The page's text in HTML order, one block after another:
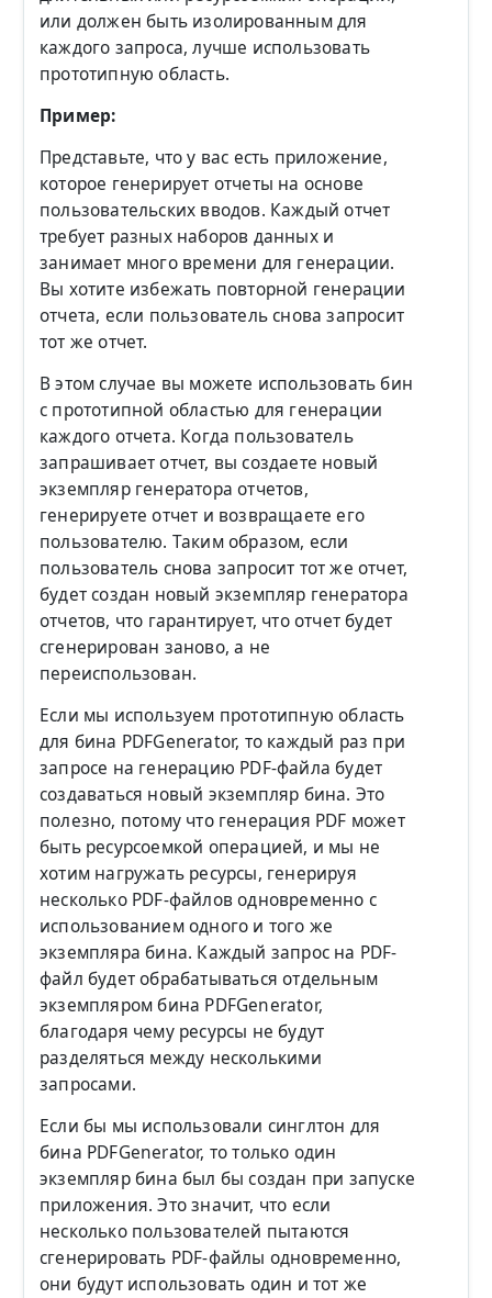
или должен быть изолированным для
каждого запроса, лучше использовать
прототипную область.
Пример:
Представьте, что у вас есть приложение,
которое генерирует отчеты на основе
пользовательских вводов. Каждый отчет
требует разных наборов данных и
занимает много времени для генерации.
Вы хотите избежать повторной генерации
отчета, если пользователь снова запросит
тот же отчет.
В этом случае вы можете использовать бин
с прототипной областью для генерации
каждого отчета. Когда пользователь
запрашивает отчет, вы создаете новый
экземпляр генератора отчетов,
генерируете отчет и возвращаете его
пользователю. Таким образом, если
пользователь снова запросит тот же отчет,
будет создан новый экземпляр генератора
отчетов, что гарантирует, что отчет будет
сгенерирован заново, а не
переиспользован.
Если мы используем прототипную область
для бина PDFGenerator, то каждый раз при
запросе на генерацию PDF-файла будет
создаваться новый экземпляр бина. Это
полезно, потому что генерация PDF может
быть ресурсоемкой операцией, и мы не
хотим нагружать ресурсы, генерируя
несколько PDF-файлов одновременно с
использованием одного и того же
экземпляра бина. Каждый запрос на PDF-
файл будет обрабатываться отдельным
экземпляром бина PDFGenerator,
благодаря чему ресурсы не будут
разделяться между несколькими
запросами.
Если бы мы использовали синглтон для
бина PDFGenerator, то только один
экземпляр бина был бы создан при запуске
приложения. Это значит, что если
несколько пользователей пытаются
сгенерировать PDF-файлы одновременно,
они будут использовать один и тот же